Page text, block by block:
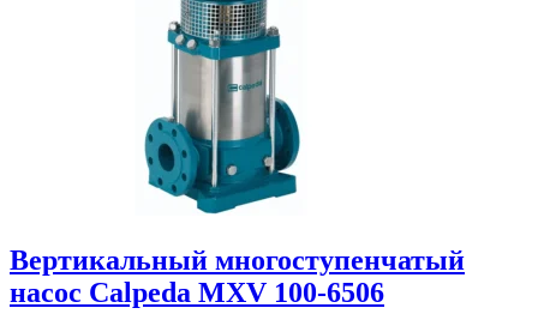
Вертикальный многоступенчатый
насос Calpeda MXV 100-6506